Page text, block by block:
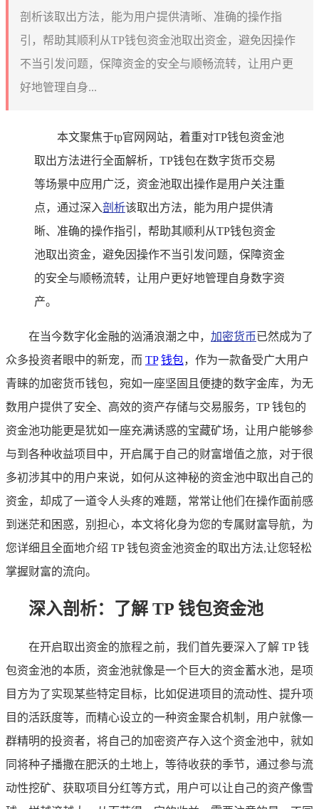
剖析该取出方法，能为用户提供清晰、准确的操作指
引，帮助其顺利从TP钱包资金池取出资金，避免因操作
不当引发问题，保障资金的安全与顺畅流转，让用户更
好地管理自身...
本文聚焦于tp官网网站，着重对TP钱包资金池
取出方法进行全面解析，TP钱包在数字货币交易
等场景中应用广泛，资金池取出操作是用户关注重
点，通过深入剖析该取出方法，能为用户提供清
晰、准确的操作指引，帮助其顺利从TP钱包资金
池取出资金，避免因操作不当引发问题，保障资金
的安全与顺畅流转，让用户更好地管理自身数字资
产。
在当今数字化金融的汹涌浪潮之中， 加密货币 已然成为了
众多投资者眼中的新宠，而 TP 钱包，作为一款备受广大用户
青睐的加密货币钱包，宛如一座坚固且便捷的数字金库，为无
数用户提供了安全、高效的资产存储与交易服务，TP 钱包的
资金池功能更是犹如一座充满诱惑的宝藏矿场，让用户能够参
与到各种收益项目中，开启属于自己的财富增值之旅，对于很
多初涉其中的用户来说，如何从这神秘的资金池中取出自己的
资金，却成了一道令人头疼的难题，常常让他们在操作面前感
到迷茫和困惑，别担心，本文将化身为您的专属财富导航，为
您详细且全面地介绍 TP 钱包资金池资金的取出方法,让您轻松
掌握财富的流向。
深入剖析：了解 TP 钱包资金池
在开启取出资金的旅程之前，我们首先要深入了解 TP 钱
包资金池的本质，资金池就像是一个巨大的资金蓄水池，是项
目方为了实现某些特定目标，比如促进项目的流动性、提升项
目的活跃度等，而精心设立的一种资金聚合机制，用户就像一
群精明的投资者，将自己的加密资产存入这个资金池中，就如
同将种子播撒在肥沃的土地上，等待收获的季节，通过参与流
动性挖矿、获取项目分红等方式，用户可以让自己的资产像雪